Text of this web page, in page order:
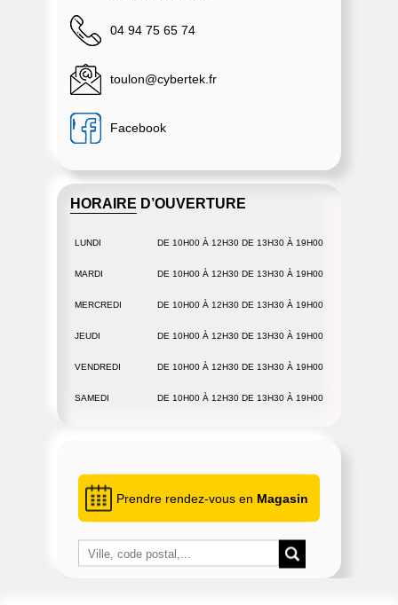
04 94 75 65 74
toulon@cybertek.fr
Facebook
HORAIRE D’OUVERTURE
LUNDI DE 10H00 À 12H30 DE 13H30 À 19H00
MARDI DE 10H00 À 12H30 DE 13H30 À 19H00
MERCREDI DE 10H00 À 12H30 DE 13H30 À 19H00
JEUDI DE 10H00 À 12H30 DE 13H30 À 19H00
VENDREDI DE 10H00 À 12H30 DE 13H30 À 19H00
SAMEDI DE 10H00 À 12H30 DE 13H30 À 19H00
Prendre rendez-vous en Magasin